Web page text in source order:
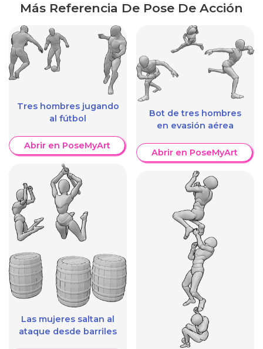
Más Referencia De Pose De Acción
Tres hombres jugando
al fútbol
Abrir en PoseMyArt
Las mujeres saltan al
ataque desde barriles
Bot de tres hombres
en evasión aérea
Abrir en PoseMyArt